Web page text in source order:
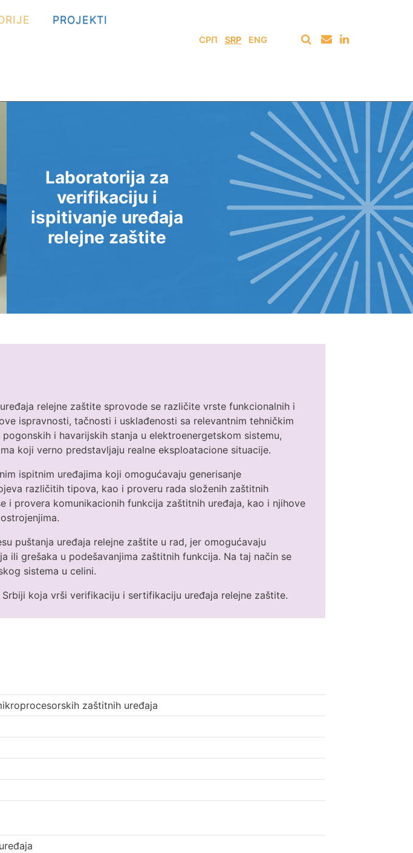
PROJEKTI
СРП SRP ENG
Laboratorija za
verifikaciju i
ispitivanje uređaja
relejne zaštite
relejne zaštite sprovode se različite vrste funkcionalnih i
ispravnosti, tačnosti i usklađenosti sa relevantnim tehničkim
i havarijskih stanja u elektroenergetskom sistemu,
koji verno predstavljaju realne eksploatacione situacije.
ispitnim uređajima koji omogućavaju generisanje
različitih tipova, kao i proveru rada složenih zaštitnih
i provera komunikacionih funkcija zaštitnih uređaja, kao i njihove
puštanja uređaja relejne zaštite u rad, jer omogućavaju
ili grešaka u podešavanjima zaštitnih funkcija. Na taj način se
sistema u celini.
koja vrši verifikaciju i sertifikaciju uređaja relejne zaštite.
zaštitnih uređaja